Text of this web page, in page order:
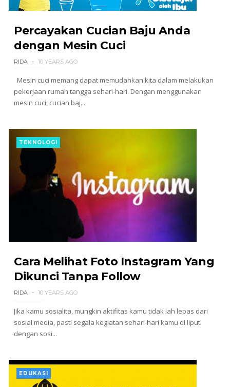
Percayakan Cucian Baju Anda
dengan Mesin Cuci
RIDA 10 YEARS AGO
Mesin cuci memang dapat memudahkan kita dalam melakukan
pekerjaan rumah tangga sehari-hari. Dengan menggunakan
mesin cuci, cucian baj...
TEKNOLOGI
Cara Melihat Foto Instagram Yang
Dikunci Tanpa Follow
RIDA 10 YEARS AGO
Jika kamu sosialita, mungkin aktifitas kamu tidak lah lepas dari
sosial media, pasti segala kegiatan sehari-hari kamu di liputi
dengan sosi...
EDUKASI